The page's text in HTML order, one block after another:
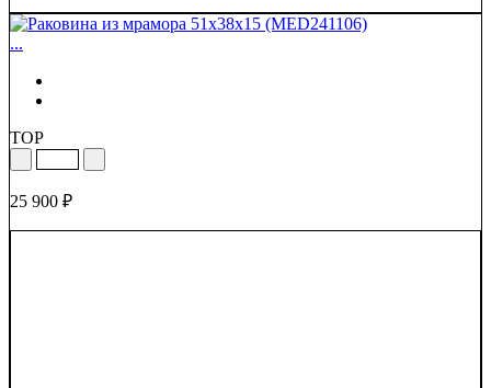
...
TOP
25 900 ₽